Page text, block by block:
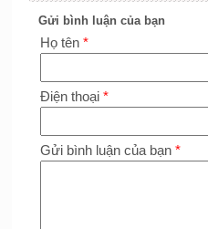
Gửi bình luận của bạn
Họ tên *
Điện thoại *
Gửi bình luận của bạn *